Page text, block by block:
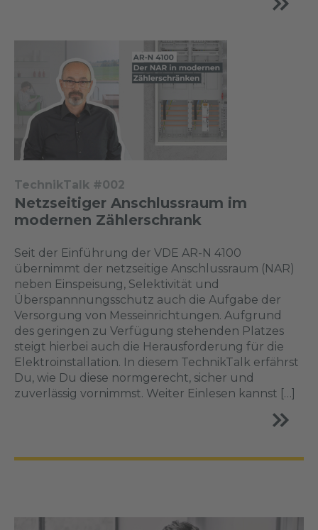
TechnikTalk #002
Netzseitiger Anschlussraum im
modernen Zählerschrank
Seit der Einführung der VDE AR-N 4100
übernimmt der netzseitige Anschlussraum (NAR)
neben Einspeisung, Selektivität und
Überspannnungsschutz auch die Aufgabe der
Versorgung von Messeinrichtungen. Aufgrund
des geringen zu Verfügung stehenden Platzes
steigt hierbei auch die Herausforderung für die
Elektroinstallation. In diesem TechnikTalk erfährst
Du, wie Du diese normgerecht, sicher und
zuverlässig vornimmst. Weiter Einlesen kannst […]